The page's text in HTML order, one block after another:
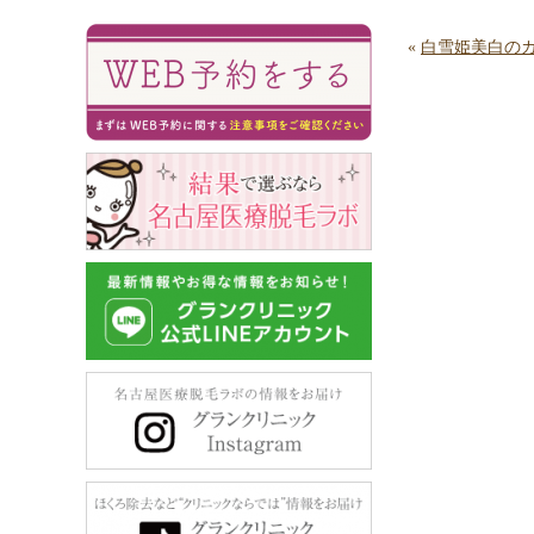
« 白雪姫美白の